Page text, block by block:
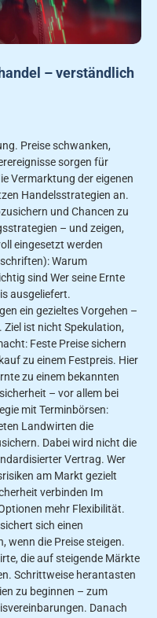
– verständlich
Preise schwanken,
sorgen für
Vermarktung der eigenen
Handelsstrategien an.
und Chancen zu
– und zeigen,
eingesetzt werden
Warum
sind Wer seine Ernte
ausgeliefert.
ein gezieltes Vorgehen –
ist nicht Spekulation,
Feste Preise sichern
zu einem Festpreis. Hier
zu einem bekannten
– vor allem bei
mit Terminbörsen:
Landwirten die
Dabei wird nicht die
Vertrag. Wer
am Markt gezielt
verbinden Im
mehr Flexibilität.
sich einen
wenn die Preise steigen.
die auf steigende Märkte
Schrittweise herantasten
zu beginnen – zum
Danach